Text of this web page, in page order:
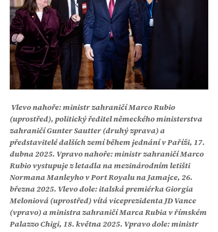
Vlevo nahoře: ministr zahraničí Marco Rubio
(uprostřed), politický ředitel německého ministerstva
zahraničí Gunter Sautter (druhý zprava) a
představitelé dalších zemí během jednání v Paříži, 17.
dubna 2025. Vpravo nahoře: ministr zahraničí Marco
Rubio vystupuje z letadla na mezinárodním letišti
Normana Manleyho v Port Royalu na Jamajce, 26.
března 2025. Vlevo dole: italská premiérka Giorgia
Meloniová (uprostřed) vítá viceprezidenta JD Vance
(vpravo) a ministra zahraničí Marca Rubia v římském
Palazzo Chigi, 18. května 2025. Vpravo dole: ministr